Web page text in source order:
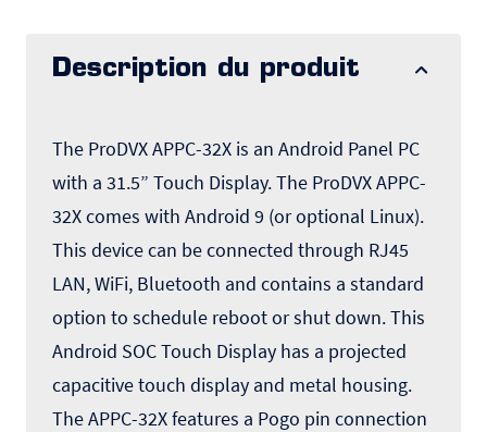
Description du produit
The ProDVX APPC-32X is an Android Panel PC
with a 31.5” Touch Display. The ProDVX APPC-
32X comes with Android 9 (or optional Linux).
This device can be connected through RJ45
LAN, WiFi, Bluetooth and contains a standard
option to schedule reboot or shut down. This
Android SOC Touch Display has a projected
capacitive touch display and metal housing.
The APPC-32X features a Pogo pin connection